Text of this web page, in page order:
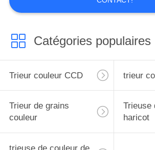
Machine de tri
légumes
Catégories populaires
Trieur couleur CCD trieur
Trieur de grains
couleur
Trieuse
haricot